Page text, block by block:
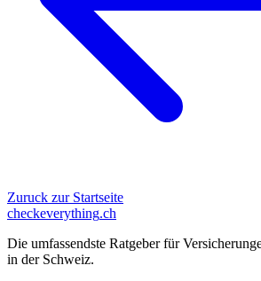
Zuruck zur Startseite
checkeverything.ch
Die umfassendste Ratgeber für
in der Schweiz.